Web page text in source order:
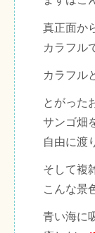
真正面か
カラフル
カラフル
とがった
サンゴ畑
自由に渡
そして複
こんな景
青い海に